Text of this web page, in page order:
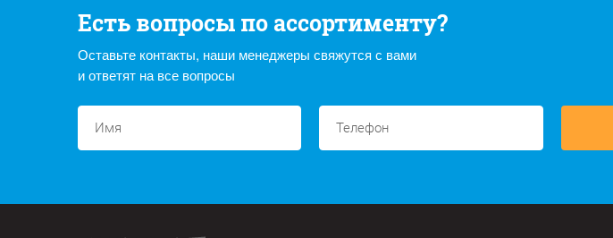
Есть вопросы по ассортименту?
Оставьте контакты, наши менеджеры свяжутся с вами
и ответят на все вопросы